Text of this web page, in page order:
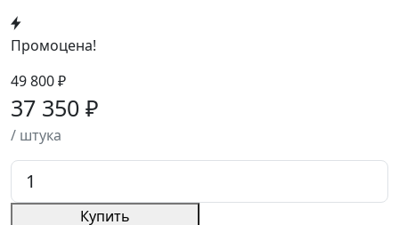
Промоцена!
49 800 ₽
37 350 ₽
/ штука
Купить